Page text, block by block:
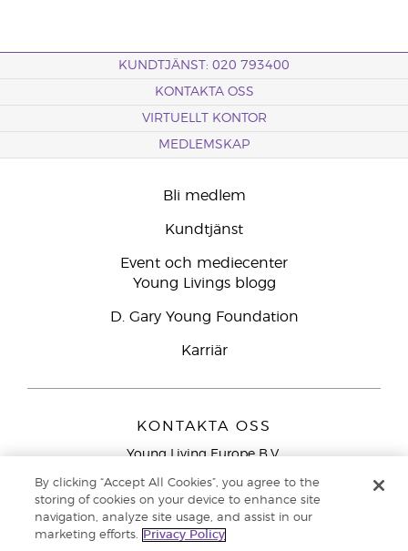
KUNDTJÄNST: 020 793400
KONTAKTA OSS
VIRTUELLT KONTOR
MEDLEMSKAP
Bli medlem
Kundtjänst
Event och mediecenter
Young Livings blogg
D. Gary Young Foundation
Karriär
KONTAKTA OSS
Young Living Europe B.V.
9727 AJ Groningen
Nederländerna
Kundtjänst – Avgiftsfritt lokalsamtal (ej från
By clicking “Accept All Cookies”, you agree to the
storing of cookies on your device to enhance site
navigation, analyze site usage, and assist in our
marketing efforts.
Privacy Policy